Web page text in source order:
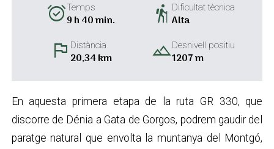
alarm_onTemps
9 h 40 min. hiking Dificultat tècnica
Alta
flag Distància
20,34 km landscapeDesnivell positiu
1207 m
En aquesta primera etapa de la ruta GR 330, que
discorre de Dénia a Gata de Gorgos, podrem gaudir del
paratge natural que envolta la muntanya del Montgó,